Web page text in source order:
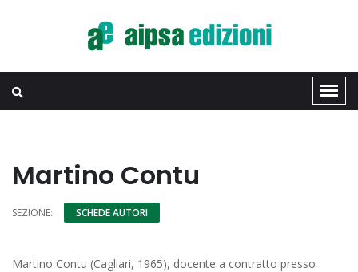
Martino Contu
SEZIONE: SCHEDE AUTORI
Martino Contu (Cagliari, 1965), docente a contratto presso